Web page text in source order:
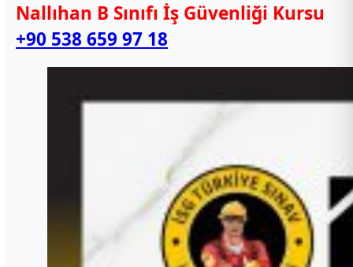
Nallıhan B Sınıfı İş Güvenliği Kursu
+90 538 659 97 18